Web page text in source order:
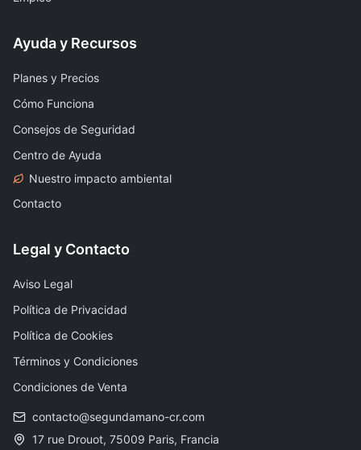
Ayuda y Recursos
Planes y Precios
Cómo Funciona
Consejos de Seguridad
Centro de Ayuda
Nuestro impacto ambiental
Contacto
Legal y Contacto
Aviso Legal
Política de Privacidad
Política de Cookies
Términos y Condiciones
Condiciones de Venta
contacto@segundamano-cr.com
17 rue Drouot, 75009 Paris, Francia